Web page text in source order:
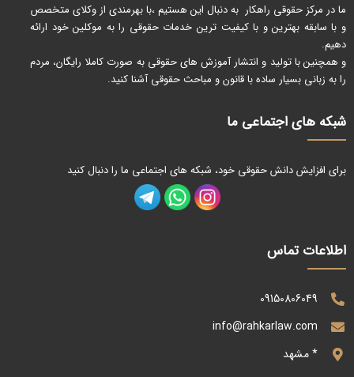
ما در مرکز حقوقی راهکار به دنبال این هستیم ،با بهرمندی از وکلای متخصص
و با سابقه بهترین و با کیفیت ترین خدمات حقوقی را به موکلین خود ارائه
دهیم.
و همچنین با تولید و انتشار آموزش های حقوقی به صورت کاملا رایگان، مردم
را به زبانی بسیار ساده با قانون و مباحث حقوقی آشنا کنید.
شبکه های اجتماعی ما
برای افزایش دانش حقوقی خود، شبکه های اجتماعی ما را دنبال کنید
اطلاعات تماس
09150806049
info@rahkarlaw.com
* مشهد